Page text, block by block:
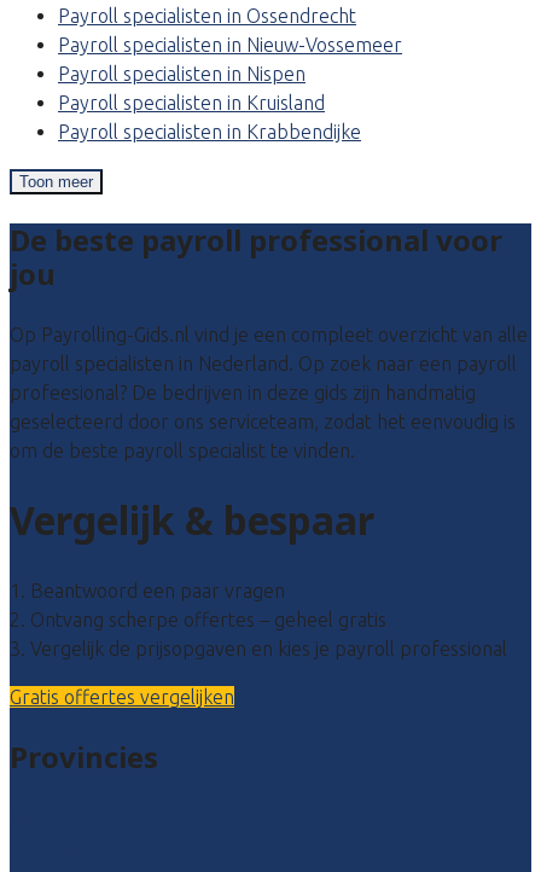
Payroll specialisten in Ossendrecht
Payroll specialisten in Nieuw-Vossemeer
Payroll specialisten in Nispen
Payroll specialisten in Kruisland
Payroll specialisten in Krabbendijke
Toon meer
De beste payroll professional voor
jou
Op Payrolling-Gids.nl vind je een compleet overzicht van alle
payroll specialisten in Nederland. Op zoek naar een payroll
profeesional? De bedrijven in deze gids zijn handmatig
geselecteerd door ons serviceteam, zodat het eenvoudig is
om de beste payroll specialist te vinden.
Vergelijk & bespaar
1. Beantwoord een paar vragen
2. Ontvang scherpe offertes – geheel gratis
3. Vergelijk de prijsopgaven en kies je payroll professional
Gratis offertes vergelijken
Provincies